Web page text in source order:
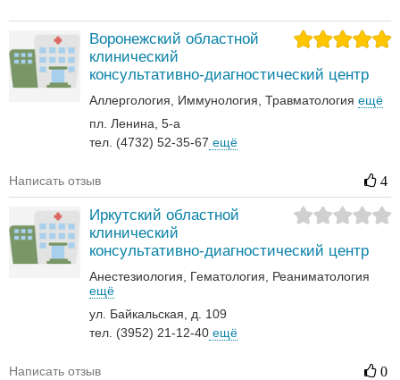
Воронежский областной
клинический
консультативно-диагностический центр
Аллергология Иммунология Травматология ещё
пл. Ленина, 5-а
тел. (4732) 52-35-67 ещё
Написать отзыв 4
Иркутский областной
клинический
консультативно-диагностический центр
Анестезиология Гематология‎
Реаниматология‎
ещё
ул. Байкальская, д. 109
тел. (3952) 21-12-40 ещё
Написать отзыв 0